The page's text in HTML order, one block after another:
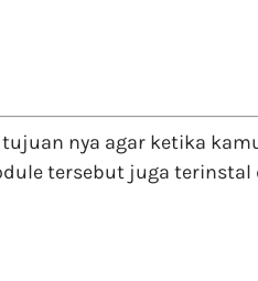
nya agar ketika
tersebut juga terinstal